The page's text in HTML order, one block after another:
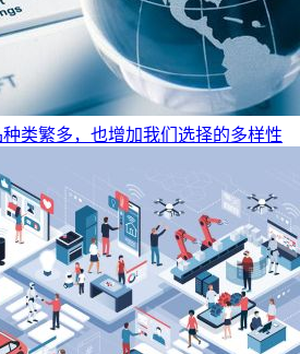
类繁多，也增加我们选择的多样性